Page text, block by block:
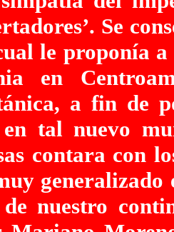
Se
le proponía a
en
a fin de
tal nuevo
contara con
generalizado
nuestro